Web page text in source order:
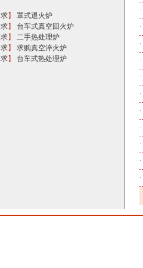
求】
罩式退火炉
求】
台车式真空回火炉
求】
二手热处理炉
求】
求购真空淬火炉
求】 台车式热处理炉
·
·
·
·
·
·
·
·
·
·
·